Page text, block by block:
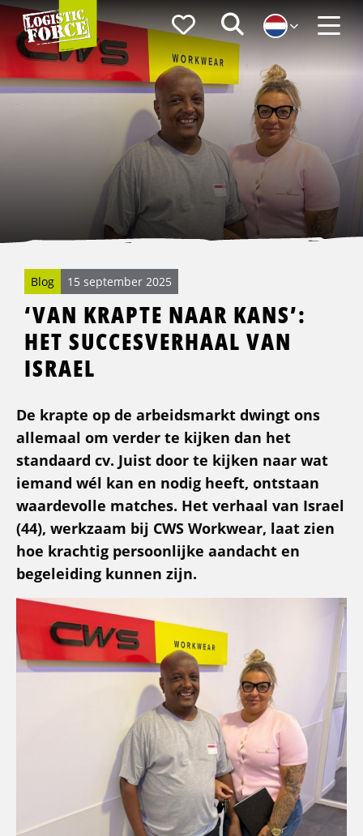
Logistic
Force
FavorietenZoeken
Menu
Blog 15 september 2025
‘VAN KRAPTE NAAR KANS’:
HET SUCCESVERHAAL VAN
ISRAEL
De krapte op de arbeidsmarkt dwingt ons
allemaal om verder te kijken dan het
standaard cv. Juist door te kijken naar wat
iemand wél kan en nodig heeft, ontstaan
waardevolle matches. Het verhaal van Israel
(44), werkzaam bij CWS Workwear, laat zien
hoe krachtig persoonlijke aandacht en
begeleiding kunnen zijn.